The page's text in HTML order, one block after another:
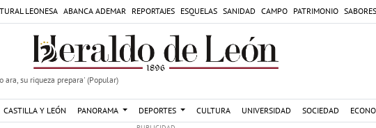
LEONESA ABANCA ADEMAR REPORTAJES ESQUELAS SANIDAD CAMPO PATRIMONIO
ara, su riqueza prepara' (Popular)
CASTILLA Y LEÓN PANORAMA DEPORTES CULTURA UNIVERSIDAD SOCIEDAD